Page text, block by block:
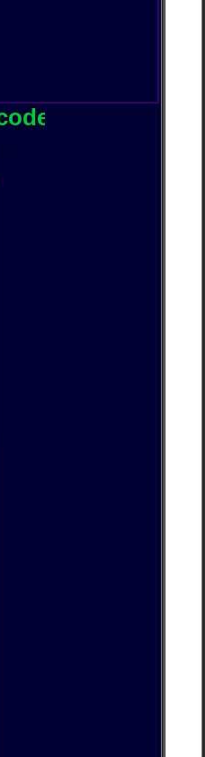
de IP
FM (SAÍDA